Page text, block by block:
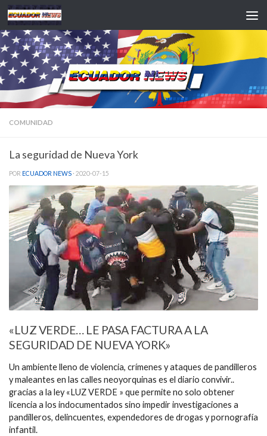
Saltar al contenido
COMUNIDAD
La seguridad de Nueva York
POR ECUADOR NEWS · 2020-07-15
«LUZ VERDE… LE PASA FACTURA A LA
SEGURIDAD DE NUEVA YORK»
Un ambiente lleno de violencia, crímenes y ataques de pandilleros
y maleantes en las calles neoyorquinas es el diario convivir..
gracias a la ley «LUZ VERDE » que permite no solo obtener
licencia a los indocumentados sino impedir investigaciones a
pandilleros, delincuentes, expendedores de drogas y pornografía
infantil.